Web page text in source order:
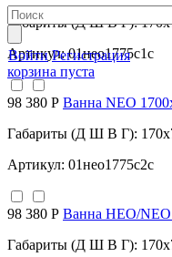
Войти Регистрация
корзина пуста
Габариты (Д Ш В Г):
Артикул: 01нео1775с1с
98 380 Р Ванна NEO
Габариты (Д Ш В Г):
Артикул: 01нео1775с2с
98 380 Р Ванна НЕО/NEO
Габариты (Д Ш В Г):